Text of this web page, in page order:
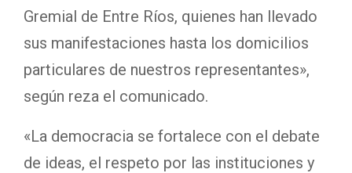
Gremial de Entre Ríos, quienes han llevado
sus manifestaciones hasta los domicilios
particulares de nuestros representantes»,
según reza el comunicado.
«La democracia se fortalece con el debate
de ideas, el respeto por las instituciones y